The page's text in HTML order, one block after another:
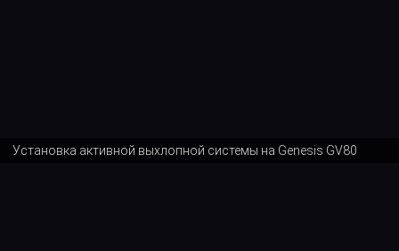
Установка активной выхлопной системы на Genesis GV80